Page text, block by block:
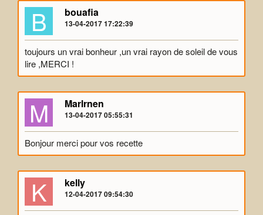
B bouafia
13-04-2017 17:22:39
toujours un vrai bonheur ,un vrai rayon de soleil de vous
lire ,MERCI !
M Marlrnen
13-04-2017 05:55:31
Bonjour merci pour vos recette
K kelly
12-04-2017 09:54:30